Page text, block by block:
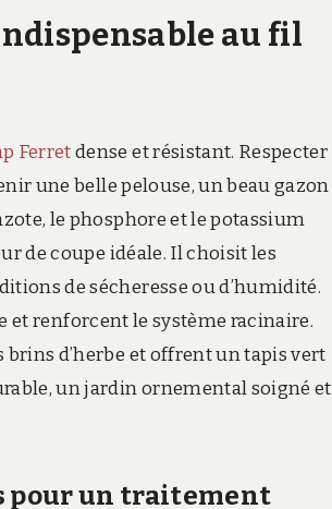
au fil
Ferretdense et résistant. Respecter
une belle pelouse, un beau gazon
le phosphore et le potassium
de coupe idéale. Il choisit les
de sécheresse ou d’humidité.
et renforcent le système racinaire.
brins d’herbe et offrent un tapis vert
un jardin ornemental soigné et
pour un traitement